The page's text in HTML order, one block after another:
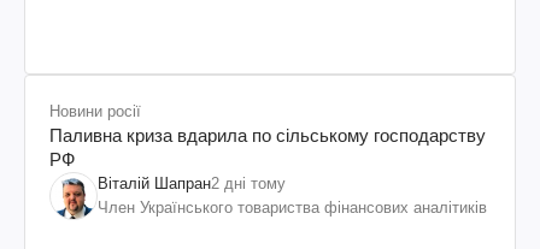
Новини росії
Паливна криза вдарила по сільському господарству
РФ
Віталій Шапран2 дні тому
Член Українського товариства фінансових аналітиків